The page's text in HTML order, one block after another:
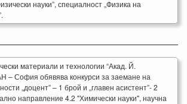
науки”, специалност „Физика на
материали и технологии “Акад. Й.
– София обявява конкурси за заемане на
„доцент” – 1 брой и „главен асистент”- 2
направление 4.2 "Химически науки", научна